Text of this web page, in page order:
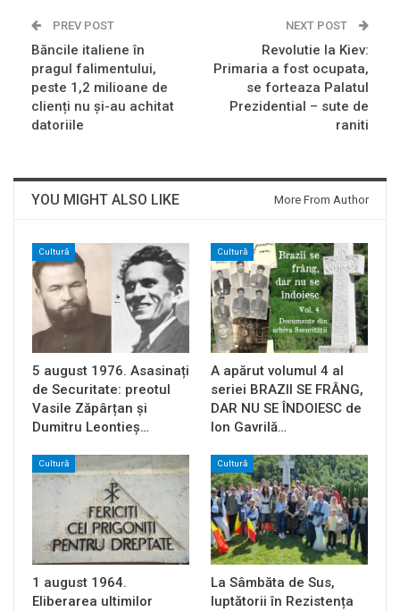
PREV POST
Băncile italiene în
pragul falimentului,
peste 1,2 milioane de
clienți nu și-au achitat
datoriile
NEXT POST
Revolutie la Kiev:
Primaria a fost ocupata,
se forteaza Palatul
Prezidential – sute de
raniti
YOU MIGHT ALSO LIKE More From Author
Cultură
5 august 1976. Asasinați
de Securitate: preotul
Vasile Zăpârțan și
Dumitru Leontieș…
Cultură
A apărut volumul 4 al
seriei BRAZII SE FRÂNG,
DAR NU SE ÎNDOIESC de
Ion Gavrilă…
Cultură
1 august 1964.
Eliberarea ultimilor
Cultură
La Sâmbăta de Sus,
luptătorii în Rezistența